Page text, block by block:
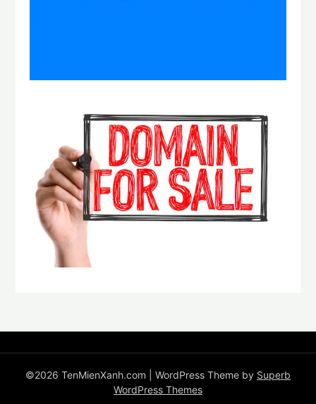
©2026 TenMienXanh.com | WordPress Theme by Superb
WordPress Themes